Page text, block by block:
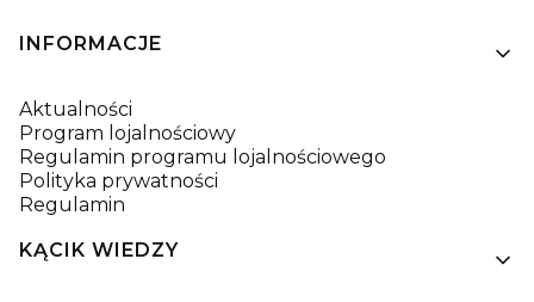
Linki w stopce
INFORMACJE
Aktualności
Program lojalnościowy
Regulamin programu lojalnościowego
Polityka prywatności
Regulamin
KĄCIK WIEDZY